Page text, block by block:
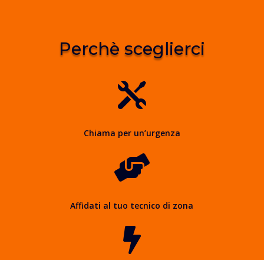
Perchè sceglierci

Chiama per un’urgenza

Affidati al tuo tecnico di zona
